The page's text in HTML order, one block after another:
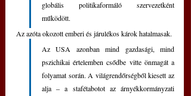
globális politikaformáló szervezetként
működött.
Az USA azonban mind gazdasági, mind
pszichikai értelemben csődbe vitte önmagát a
folyamat során. A világrendőrségből kiesett az
alja ‒ a stafétabotot az árnyékkormányzati